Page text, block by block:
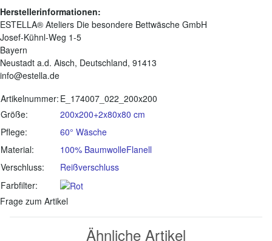
Herstellerinformationen:
ESTELLA® Ateliers Die besondere Bettwäsche GmbH
Josef-Kühnl-Weg 1-5
Bayern
Neustadt a.d. Aisch, Deutschland, 91413
info@estella.de
Produkteigenschaft
Wert
Artikelnummer: E_174007_022_200x200
Größe:
200x200+2x80x80 cm
Pflege:
60° Wäsche
Material:
100% BaumwolleFlanell
Verschluss:
Reißverschluss
Farbfilter:
Frage zum Artikel
Ähnliche Artikel